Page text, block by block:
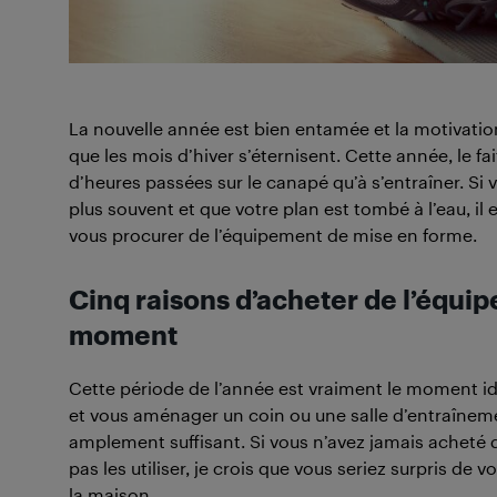
La nouvelle année est bien entamée et la
que les mois d’hiver s’éternisent. Cette année, le
d’heures passées sur le canapé qu’à s’entraîner.
plus souvent et que votre plan est tombé à l’eau,
vous procurer de l’équipement de mise en forme.
Cinq raisons d’acheter de
moment
Cette période de l’année est vraiment le moment
et vous aménager un coin ou une salle
amplement suffisant. Si vous n’avez jamais
pas les utiliser, je crois que vous seriez surpris de